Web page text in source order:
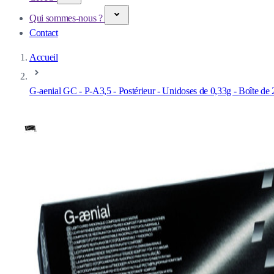
Qui sommes-nous ?
Contact
Accueil
G-aenial GC - P-A3,5 - Postérieur - Unidoses de 0,33g - Boîte de